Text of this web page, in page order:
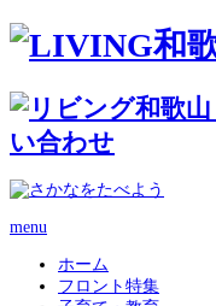
menu
ホーム
フロント特集